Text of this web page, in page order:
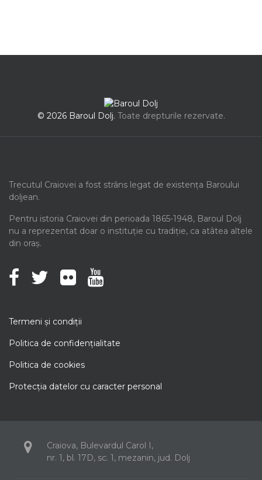
© 2026 Baroul Dolj. Toate drepturile rezervate.
Trecutul Craiovei a fost strâns legat de existența Baroului
doljean.
Pentru istoria Craiovei din perioada 1865-1948, Baroul Dolj
nu a reprezentat doar o instituție cu tradiție, ca atâtea altele
din oraș.
Termeni şi condiţii
Politica de confidenţialitate
Politica de cookies
Protecţia datelor cu caracter personal
Craiova, Bulevardul Carol I,
nr. 1, bl. 17D, sc. 1, mezanin, jud. Dolj